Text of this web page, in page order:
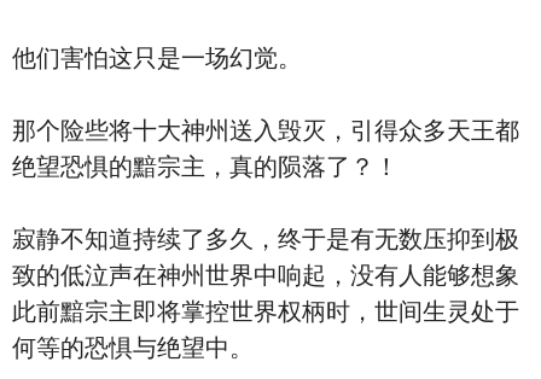
他们害怕这只是一场幻觉。
那个险些将十大神州送入毁灭，引得众多天王都
绝望恐惧的黯宗主，真的陨落了？！
寂静不知道持续了多久，终于是有无数压抑到极
致的低泣声在神州世界中响起，没有人能够想象
此前黯宗主即将掌控世界权柄时，世间生灵处于
何等的恐惧与绝望中。